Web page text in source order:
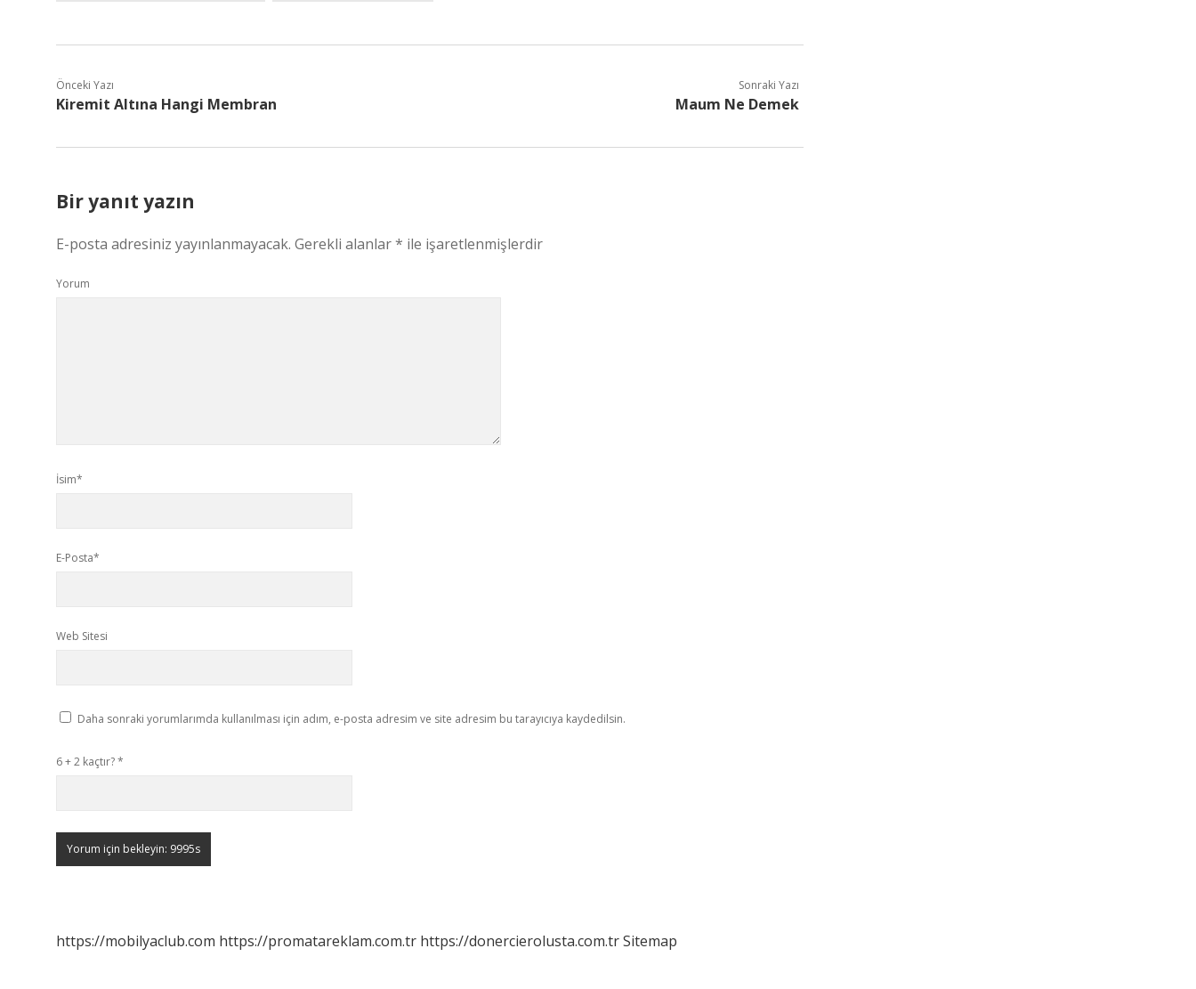
Önceki Yazı
Kiremit Altına Hangi Membran
Sonraki Yazı
Maum Ne Demek
Bir yanıt yazın
E-posta adresiniz yayınlanmayacak. Gerekli alanlar* ile işaretlenmişlerdir
Yorum
İsim*
E-Posta*
Web Sitesi
Daha sonraki yorumlarımda kullanılması için adım, e-posta adresim ve site adresim bu tarayıcıya kaydedilsin.
6 + 2 kaçtır?*
https://mobilyaclub.com https://promatareklam.com.tr https://donercierolusta.com.trSitemap